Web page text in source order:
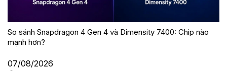
So sánh Snapdragon 4 Gen 4 và Dimensity 7400: Chip nào
mạnh hơn?
07/08/2026